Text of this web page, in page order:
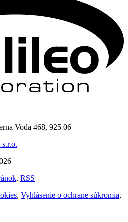
Voda 468, 925 06
, RSS
, Vyhlásenie o ochrane súkromia,